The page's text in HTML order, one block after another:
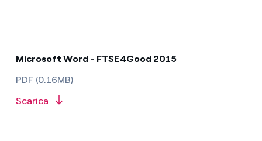
Microsoft Word - FTSE4Good 2015
PDF (0.16MB)
Scarica